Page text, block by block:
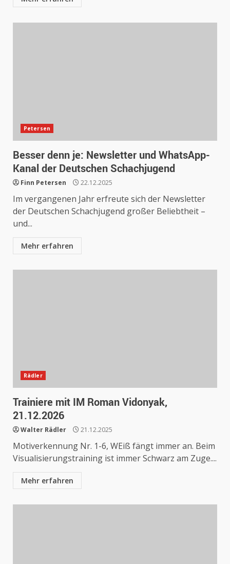
Petersen
Besser denn je: Newsletter und WhatsApp-
Kanal der Deutschen Schachjugend
Finn Petersen 22.12.2025
Im vergangenen Jahr erfreute sich der Newsletter
der Deutschen Schachjugend großer Beliebtheit –
und...
Mehr erfahren
Rädler
Trainiere mit IM Roman Vidonyak,
21.12.2026
Walter Rädler 21.12.2025
Motiverkennung Nr. 1-6, WEiß fängt immer an. Beim
Visualisierungstraining ist immer Schwarz am Zuge....
Mehr erfahren